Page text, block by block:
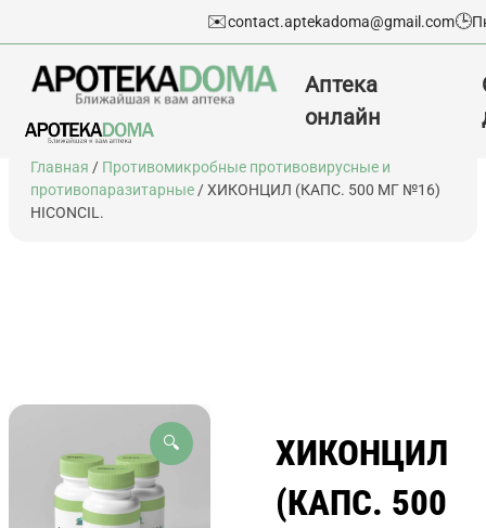
Перейти
содержимому
✉️contact.aptekadoma@gmail.com🕒
Аптека
онлайн
Главная / Противомикробные противовирусные и
противопаразитарные / ХИКОНЦИЛ (КАПС. 500 МГ №16)
HICONCIL.
🔍
ХИКОНЦИЛ
(КАПС. 500